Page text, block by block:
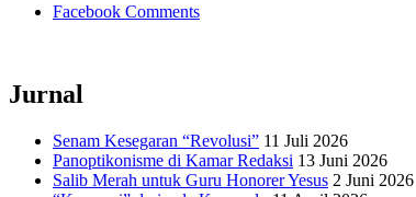
Facebook Comments
Jurnal
Senam Kesegaran “Revolusi” 11 Juli 2026
Panoptikonisme di Kamar Redaksi 13 Juni 2026
Salib Merah untuk Guru Honorer Yesus 2 Juni 2026